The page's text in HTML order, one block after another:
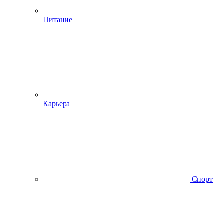
Питание
Карьера
Спорт